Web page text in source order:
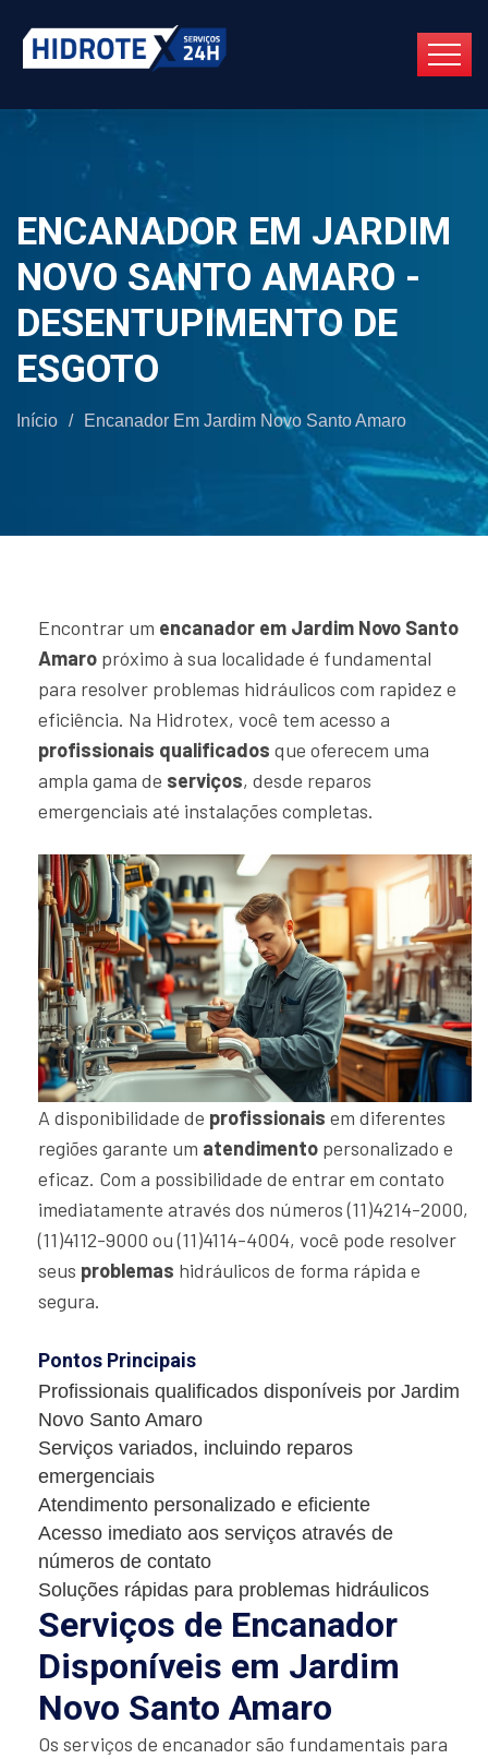
ENCANADOR EM JARDIM
NOVO SANTO AMARO -
DESENTUPIMENTO DE
ESGOTO
Início / Encanador Em Jardim Novo Santo Amaro
Encontrar um encanador em Jardim Novo Santo
Amaro próximo à sua localidade é fundamental
para resolver problemas hidráulicos com rapidez e
eficiência. Na Hidrotex, você tem acesso a
profissionais qualificados que oferecem uma
ampla gama de serviços, desde reparos
emergenciais até instalações completas.
A disponibilidade de profissionais em diferentes
regiões garante um atendimento personalizado e
eficaz. Com a possibilidade de entrar em contato
imediatamente através dos números (11)4214-2000,
(11)4112-9000 ou (11)4114-4004, você pode resolver
seus problemas hidráulicos de forma rápida e
segura.
Pontos Principais
Profissionais qualificados disponíveis por Jardim
Novo Santo Amaro
Serviços variados, incluindo reparos
emergenciais
Atendimento personalizado e eficiente
Acesso imediato aos serviços através de
números de contato
Soluções rápidas para problemas hidráulicos
Serviços de Encanador
Disponíveis em Jardim
Novo Santo Amaro
Os serviços de encanador são fundamentais para